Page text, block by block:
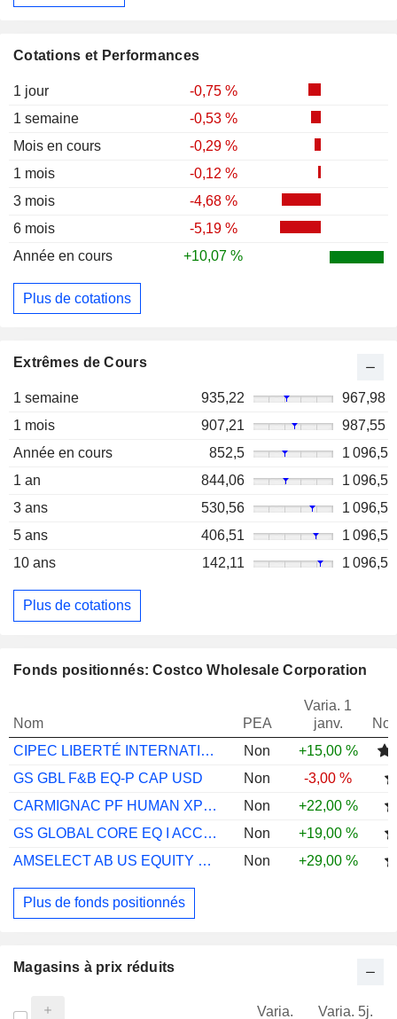
Cotations et Performances
1 jour
-0,75 %
1 semaine
-0,53 %
Mois en cours
-0,29 %
1 mois
-0,12 %
3 mois
-4,68 %
6 mois
-5,19 %
Année en cours
+10,07 %
Plus de cotations
Extrêmes de Cours
1 semaine 935,22
967,98
1 mois
907,21
987,55
Année en cours
852,5
1 096,5
1 an
844,06
1 096,5
3 ans
530,56
1 096,5
5 ans
406,51
1 096,5
10 ans
142,11 1 096,5
Plus de cotations
Fonds positionnés: Costco Wholesale Corporation
Nom PEA
Varia. 1
janv.
CIPEC LIBERTÉ INTERNATIONAL DYNAMIQUE RC
Non
+15,00 %
GS GBL F&B EQ-P CAP USD
Non
-3,00 %
CARMIGNAC PF HUMAN XPERIENCE A EUR ACC
Non
+22,00 %
GS GLOBAL CORE EQ I ACC SEK SNAP
Non
+19,00 %
AMSELECT AB US EQUITY GR I ACC USD
Non +29,00 %
Plus de fonds positionnés
Magasins à prix réduits
Varia. Varia. 5j.